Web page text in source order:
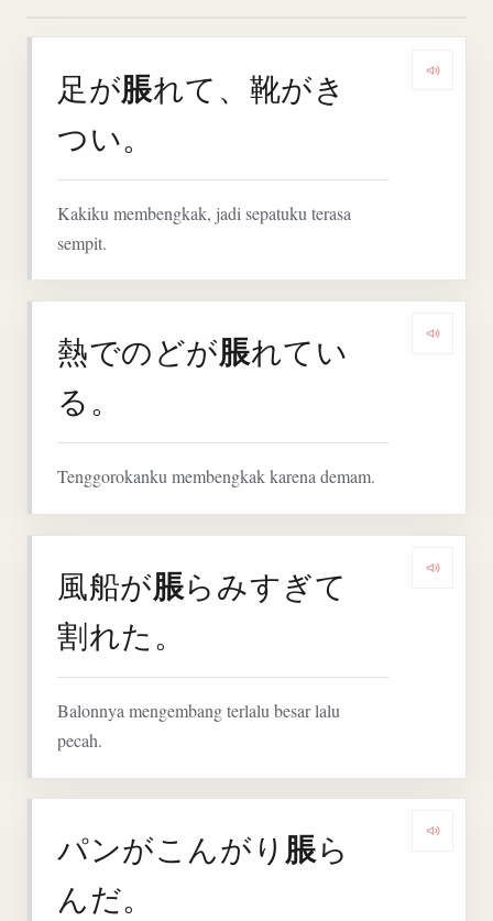
足が脹れて、靴がき
つい。
Kakiku membengkak, jadi sepatuku terasa
sempit.
熱でのどが脹れてい
る。
Tenggorokanku membengkak karena demam.
風船が脹らみすぎて
割れた。
Balonnya mengembang terlalu besar lalu
pecah.
パンがこんがり 脹ら
んだ。